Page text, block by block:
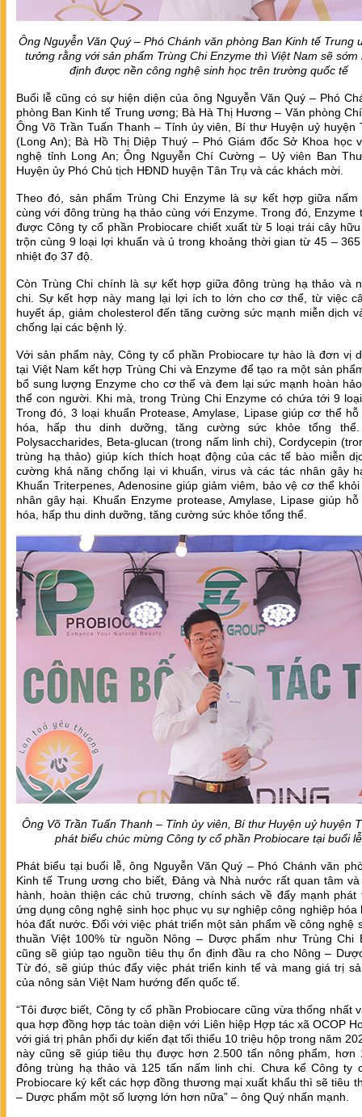
Ông Nguyễn Văn Quý – Phó Chánh văn phòng Ban Kinh tế Trung
tưởng rằng với sản phẩm Trùng Chi Enzyme thì Việt Nam sẽ sớm
định được nền công nghệ sinh học trên trường quốc tế
Buổi lễ cũng có sự hiện diện của ông Nguyễn Văn Quý – Phó
phòng Ban Kinh tế Trung ương; Bà Hà Thị Hương – Văn phòng
Ông Võ Trần Tuấn Thanh – Tỉnh ủy viên, Bí thư Huyện uỷ huyện
(Long An); Bà Hồ Thị Diệp Thuý – Phó Giám đốc Sở Khoa học
nghệ tỉnh Long An; Ông Nguyễn Chí Cường – Uỷ viên Ban
Huyện ủy Phó Chủ tịch HĐND huyện Tân Trụ và các khách mời.
Theo đó, sản phẩm Trùng Chi Enzyme là sự kết hợp giữa nấm
cùng với đông trùng hạ thảo cùng với Enzyme. Trong đó, Enzyme
được Công ty cổ phần Probiocare chiết xuất từ 5 loại trái cây
trộn cùng 9 loại lợi khuẩn và ủ trong khoảng thời gian từ 45 –
nhiệt đọ 37 độ.
Còn Trùng Chi chính là sự kết hợp giữa đông trùng hạ thảo và
chi. Sự kết hợp này mang lại lợi ích to lớn cho cơ thể, từ việc
huyết áp, giảm cholesterol đến tăng cường sức mạnh miễn dịch
chống lại các bệnh lý.
Với sản phẩm này, Công ty cổ phần Probiocare tự hào là đơn vị
tại Việt Nam kết hợp Trùng Chi và Enzyme để tạo ra một sản
bổ sung lượng Enzyme cho cơ thể và đem lại sức mạnh hoàn
thể con người. Khi mà, trong Trùng Chi Enzyme có chứa tới 9
Trong đó, 3 loại khuẩn Protease, Amylase, Lipase giúp cơ thể
hóa, hấp thu dinh dưỡng, tăng cường sức khỏe tổng thể.
Polysaccharides, Beta-glucan (trong nấm linh chi), Cordycepin
trùng hạ thảo) giúp kích thích hoạt động của các tế bào miễn
cường khả năng chống lại vi khuẩn, virus và các tác nhân gây
Khuẩn Triterpenes, Adenosine giúp giảm viêm, bảo vệ cơ thể
nhân gây hại. Khuẩn Enzyme protease, Amylase, Lipase giúp
hóa, hấp thu dinh dưỡng, tăng cường sức khỏe tổng thể.
Ông Võ Trần Tuấn Thanh – Tỉnh ủy viên, Bí thư Huyện uỷ huyện
phát biểu chúc mừng Công ty cổ phần Probiocare tại buổi lễ
Phát biểu tại buổi lễ, ông Nguyễn Văn Quý – Phó Chánh văn
Kinh tế Trung ương cho biết, Đảng và Nhà nước rất quan tâm
hành, hoàn thiện các chủ trương, chính sách về đẩy mạnh phát
ứng dụng công nghệ sinh học phục vụ sự nghiệp công nghiệp hóa
hóa đất nước. Đối với việc phát triển một sản phẩm về công nghệ
thuần Việt 100% từ nguồn Nông – Dược phẩm như Trùng Chi
cũng sẽ giúp tạo nguồn tiêu thụ ổn định đầu ra cho Nông –
Từ đó, sẽ giúp thúc đẩy việc phát triển kinh tế và mang giá trị
của nông sản Việt Nam hướng đến quốc tế.
“Tôi được biết, Công ty cổ phần Probiocare cũng vừa thống nhất
qua hợp đồng hợp tác toàn diện với Liên hiệp Hợp tác xã OCOP
với giá trị phân phối dự kiến đạt tối thiểu 10 triệu hộp trong năm
này cũng sẽ giúp tiêu thụ được hơn 2.500 tấn nông phẩm, hơn
đông trùng hạ thảo và 125 tấn nấm linh chi. Chưa kể Công ty
Probiocare ký kết các hợp đồng thương mại xuất khẩu thì sẽ tiêu
– Dược phẩm một số lượng lớn hơn nữa” – ông Quý nhấn mạnh.